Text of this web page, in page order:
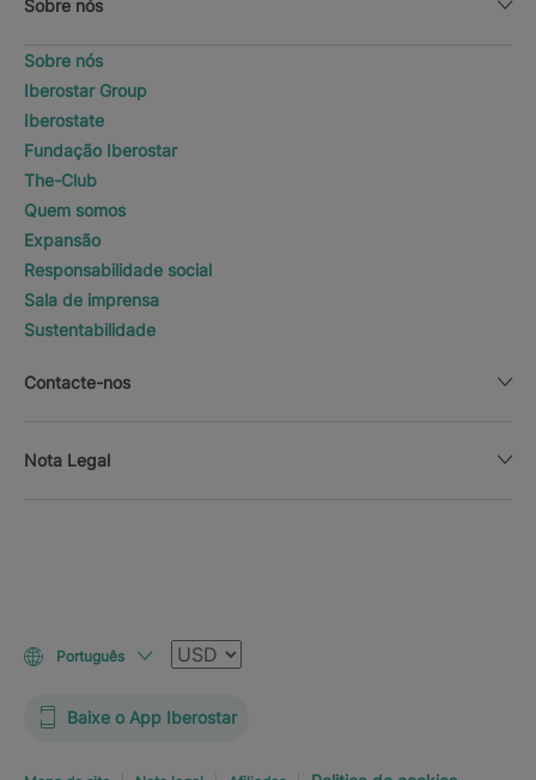
Sobre nós
Sobre nós
Iberostar Group
Iberostate
Fundação Iberostar
The-Club
Quem somos
Expansão
Responsabilidade social
Sala de imprensa
Sustentabilidade
Contacte-nos
Nota Legal
Português Moeda
Baixe o App Iberostar